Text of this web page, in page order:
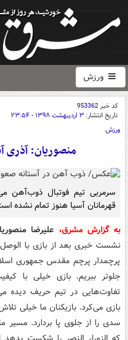
ورزش
کد خبر953362
تاریخ انتشار: ۳ اردیبهشت ۱۳۹۸ - ۲۳:۵۴
ورزش
منصوریان: آذری
قهرمانان آسیا هنوز تمام نشده
به گزارش مشرق، علیرضا
نشست خبری بعد از بازی با الوصل
پرچمدار پرچم مقدس جمهوری
جلوتر ببریم. بازی خیلی با
تفاوت‌هایی در تیم حریف دیده
بازی می‌کرد. بازیکنان ما خیلی
سدی را از جلوی پا بردارد. مسیر